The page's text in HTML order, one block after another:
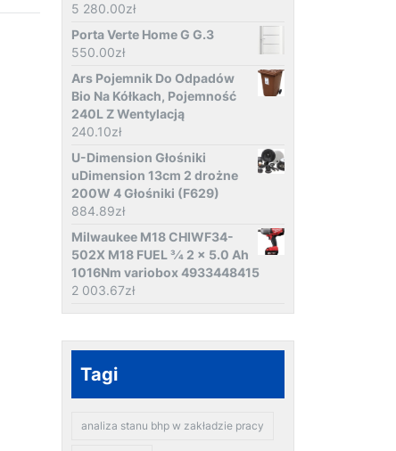
5 280.00zł
Porta Verte Home G G.3
550.00zł
Ars Pojemnik Do Odpadów
Bio Na Kółkach, Pojemność
240L Z Wentylacją
240.10zł
U-Dimension Głośniki
uDimension 13cm 2 drożne
200W 4 Głośniki (F629)
884.89zł
Milwaukee M18 CHIWF34-
502X M18 FUEL 3⁄4 2 x 5.0 Ah
1016Nm variobox 4933448415
2 003.67zł
Tagi
analiza stanu bhp w zakładzie pracy